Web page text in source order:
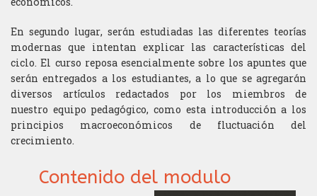
En segundo lugar, serán estudiadas las diferentes teorías
modernas que intentan explicar las características del
ciclo.El curso reposa esencialmente sobre los apuntes que
serán entregados a los estudiantes,a lo que se agregarán
diversos artículos redactados por los miembros de
nuestro equipo pedagógico, como esta introducción a los
principios macroeconómicos de fluctuación del
crecimiento.
Contenido del modulo